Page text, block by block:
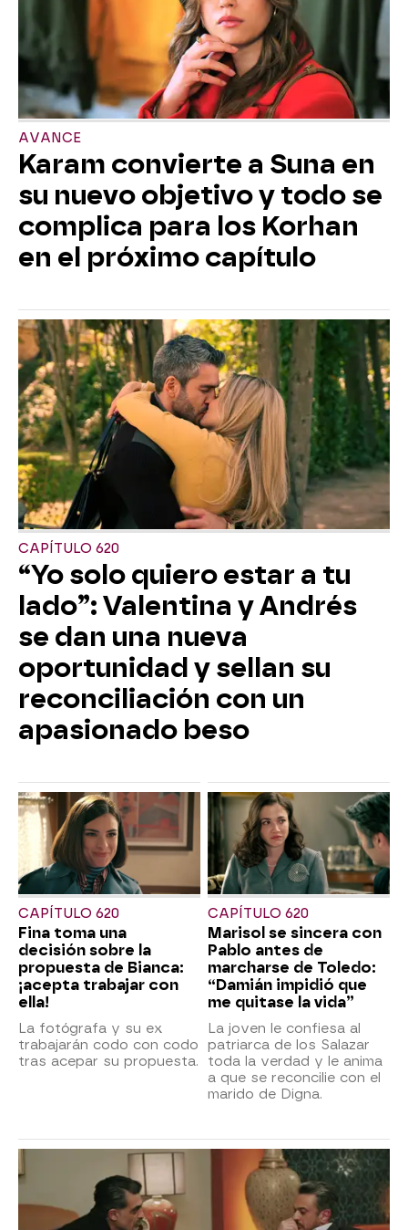
AVANCE
Karam convierte a Suna en
su nuevo objetivo y todo se
complica para los Korhan
en el próximo capítulo
CAPÍTULO 620
“Yo solo quiero estar a tu
lado”: Valentina y Andrés
se dan una nueva
oportunidad y sellan su
reconciliación con un
apasionado beso
CAPÍTULO 620
Fina toma una
decisión sobre la
propuesta de Bianca:
¡acepta trabajar con
ella!
La fotógrafa y su ex
trabajarán codo con codo
tras acepar su propuesta.
CAPÍTULO 620
Marisol se sincera con
Pablo antes de
marcharse de Toledo:
“Damián impidió que
me quitase la vida”
La joven le confiesa al
patriarca de los Salazar
toda la verdad y le anima
a que se reconcilie con el
marido de Digna.